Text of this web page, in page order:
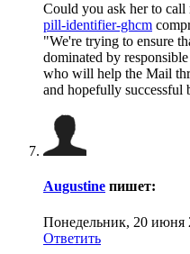
Could you ask her to call
pill-identifier-ghcm
"We're trying to ensure
dominated by
who will help the Mail
and hopefully successful
Augustine пишет:
Понедельник, 20 июня
Ответить